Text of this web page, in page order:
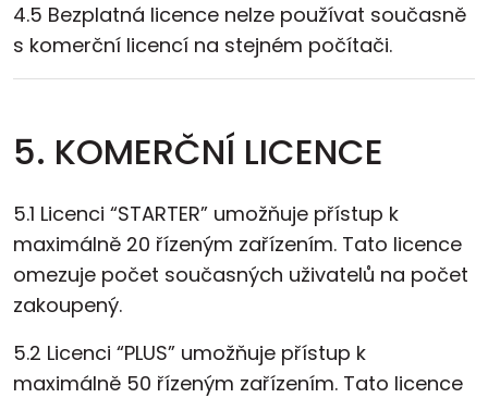
4.5 Bezplatná licence nelze používat současně
s komerční licencí na stejném počítači.
5. KOMERČNÍ LICENCE
5.1 Licenci “STARTER” umožňuje přístup k
maximálně 20 řízeným zařízením. Tato licence
omezuje počet současných uživatelů na počet
zakoupený.
5.2 Licenci “PLUS” umožňuje přístup k
maximálně 50 řízeným zařízením. Tato licence